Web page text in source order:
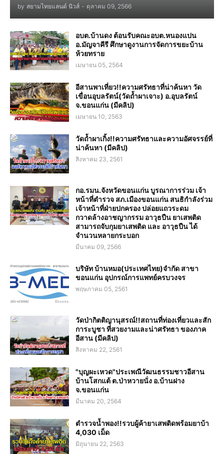
by สยามไทยแลนด์ นิวส์ - ตุลาคม 09, 2566
อบต.บ้านดง ต้อนรับคณะอบต.หนองแปน
อ.มัญจาคีรี ศึกษาดูงานการจัดการขยะบ้าน
ห้วยทราย
เมษายน 05, 2564
อีสานพาเที่ยว!!ความศรัทธาที่น่าค้นหา วัด
เขื่อนอุบลรัตน์(วัดถ้ำผาเจาะ) อ.อุบลรัตน์
จ.ขอนแก่น (มีคลิป)
เมษายน 10, 2563
วัดถ้ำผาเกิ้ง!!ความศรัทธาและความอัศจรรย์ที่
น่าค้นหา (มีคลิป)
สิงหาคม 23, 2561
กอ.รมน.จังหวัดขอนแก่น บูรณาการร่วม เจ้า
หน้าที่ตำรวจ สภ.เมืองขอนแก่น สนธิกำลังร่วม
เจ้าหน้าที่ฝ่ายปกครอง ปล่อยแถวระดม
กวาดล้างอาชญากรรม อาวุธปืน ยาเสพติด
สามารถจับกุมยาเสพติด และ อาวุธปืน ได้
จำนวนหลายกระบอก
มีนาคม 09, 2566
บริษัท บ้านหมอ(ประเทศไทย)จำกัด สาขา
ขอนแก่น อุปกรณ์การแพทย์ครบวงจร
พฤษภาคม 05, 2561
วัดป่ากิตติญานุสรณ์!!สถานที่ท่องเที่ยวและสัก
การะบูชา ที่สวยงามและน่าศรัทธา ของภาค
อีสาน (มีคลิป)
สิงหาคม 22, 2561
"บุญผะเหวด"ประเพณีวัฒนธรรมชาวอีสาน
บ้านโสกแต้ ต.ป่าหวายนั่ง อ.บ้านฝาง
จ.ขอนแก่น
มีนาคม 20, 2564
ตำรวจน้ำพอง!!รวบผู้ค้ายาเสพติดพร้อมยาบ้า
4,030 เม็ด
มิถุนายน 22, 2563